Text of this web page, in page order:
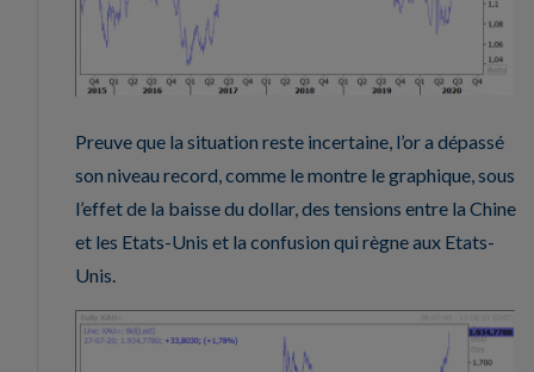
Preuve que la situation reste incertaine, l’or a dépassé
son niveau record, comme le montre le graphique, sous
l’effet de la baisse du dollar, des tensions entre la Chine
et les Etats-Unis et la confusion qui règne aux Etats-
Unis.